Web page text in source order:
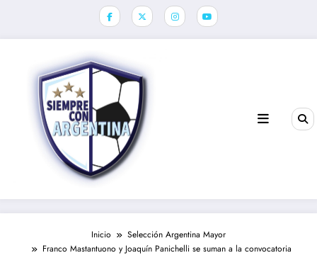
Inicio
Selección Argentina Mayor
Franco Mastantuono y Joaquín Panichelli se suman a la convocatoria